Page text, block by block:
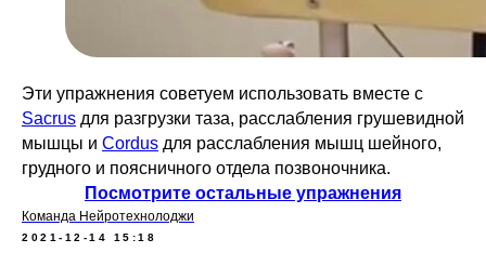
Эти упражнения советуем использовать вместе с
Sacrus для разгрузки таза, расслабления грушевидной
мышцы и Cordus для расслабления мышц шейного,
грудного и поясничного отдела позвоночника.
Посмотрите остальные упражнения
Команда Нейротехнолоджи
2021-12-14 15:18